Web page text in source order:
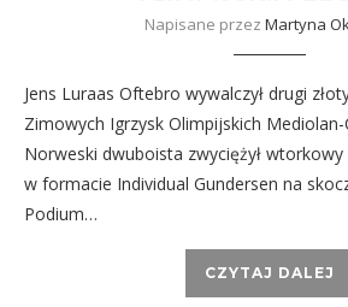
Napisane przez Martyna
Jens Luraas Oftebro wywalczył drugi
Zimowych Igrzysk Olimpijskich
Norweski dwuboista zwyciężył
w formacie Individual Gundersen na
Podium…
CZYTAJ DALEJ